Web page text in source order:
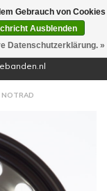
(0)
NOTRAD
Gebrauch von Cookies
Ausblenden
Datenschutzerklärung. »